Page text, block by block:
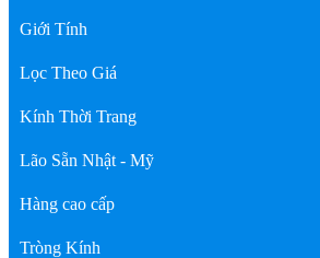
Giới Tính
Lọc Theo Giá
Kính Thời Trang
Lão Sẵn Nhật - Mỹ
Hàng cao cấp
Tròng Kính